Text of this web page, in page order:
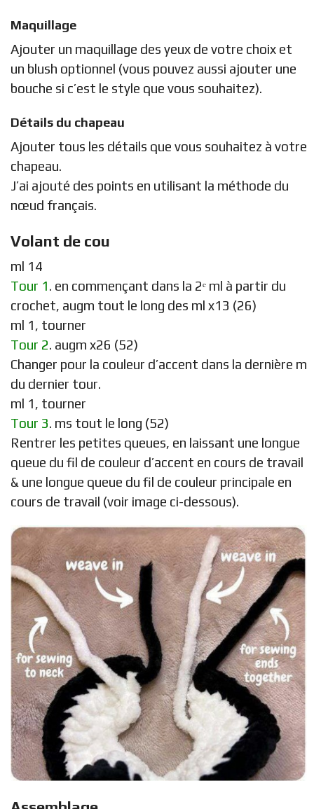
Maquillage
Ajouter un maquillage des yeux de votre choix et
un blush optionnel (vous pouvez aussi ajouter une
bouche si c’est le style que vous souhaitez).
Détails du chapeau
Ajouter tous les détails que vous souhaitez à votre
chapeau.
J’ai ajouté des points en utilisant la méthode du
nœud français.
Volant de cou
ml 14
Tour 1. en commençant dans la 2ᵉ ml à partir du
crochet, augm tout le long des ml x13 (26)
ml 1, tourner
Tour 2. augm x26 (52)
Changer pour la couleur d’accent dans la dernière m
du dernier tour.
ml 1, tourner
Tour 3. ms tout le long (52)
Rentrer les petites queues, en laissant une longue
queue du fil de couleur d’accent en cours de travail
& une longue queue du fil de couleur principale en
cours de travail (voir image ci-dessous).